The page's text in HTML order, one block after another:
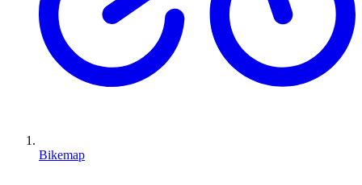
Bikemap